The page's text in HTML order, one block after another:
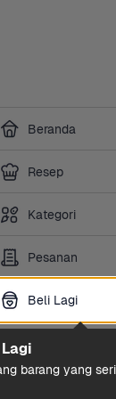
Ringan
Category
Beranda
Resep
Kategori
Pesanan
Beli Lagi
Beli Lagi
barang yang